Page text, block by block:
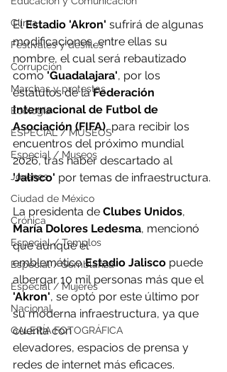
Clima
Festivales y desfiles
Corrupción
Marchas y protestas
Ecología
ESPECIAL / MUSEOS
Especial / Museos
Jóvenes
Ciudad de México
Crónica
Especial / Templos
Especial / Semblanza
Especial / Mujeres
Nacional
GALERÍA FOTOGRÁFICA
El Estadio 'Akron' sufrirá de algunas
modificaciones, entre ellas su
nombre, el cual será rebautizado
como 'Guadalajara', por los
estatutos de la Federación
Internacional de Futbol de
Asociación (FIFA), para recibir los
encuentros del próximo mundial
2026, tras haber descartado al
'Jalisco' por temas de infraestructura.
La presidenta de Clubes Unidos,
María Dolores Ledesma, mencionó
que aunque el
emblemático Estadio Jalisco puede
albergar 10 mil personas más que el
'Akron', se optó por este último por
su moderna infraestructura, ya que
cuenta con
elevadores, espacios de prensa y
redes de internet más eficaces.